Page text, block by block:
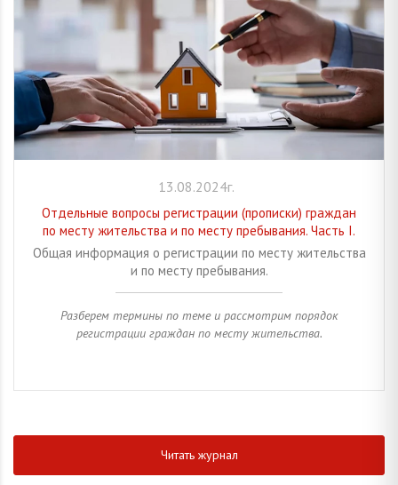
13.08.2024г.
Отдельные вопросы регистрации (прописки) граждан
по месту жительства и по месту пребывания. Часть I.
Общая информация о регистрации по месту жительства
и по месту пребывания.
Разберем термины по теме и рассмотрим порядок
регистрации граждан по месту жительства.
Читать журнал